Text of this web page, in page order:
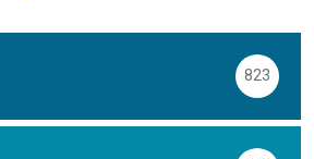
823